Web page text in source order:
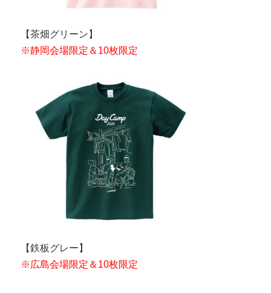
【茶畑グリーン】
※静岡会場限定＆10枚限定
【鉄板グレー】
※広島会場限定＆10枚限定